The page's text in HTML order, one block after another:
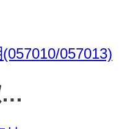
057013)
…